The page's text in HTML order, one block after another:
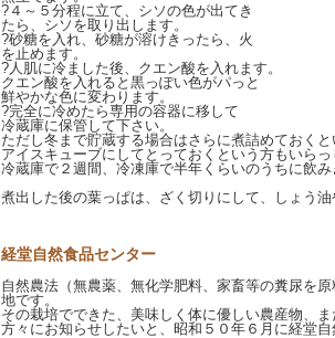
?４～５分程に立て、シソの色が出てき
たら、シソを取り出します。
?砂糖を入れ、砂糖が溶けきったら、火
を止めます。
?人肌に冷ました後、クエン酸を入れます。
クエン酸を入れると黒っぽい色がパっと
鮮やかな色に変わります。
?完全に冷めたら専用の容器に移して
冷蔵庫に保管して下さい。
ただし冬まで貯蔵する場合はさらに煮詰めておくと
アイスキューブにしてとっておくという方もいらっ
冷蔵庫で２週間、冷凍庫で半年くらいのうちに飲み
煮出した後の葉っぱは、ざく切りにして、しょう
経堂自然食品センター
自然農法（無農薬、無化学肥料、家畜等の糞尿を
地です。
その栽培でできた、美味しく体に優しい農産物、
方々にお知らせしたいと、昭和５０年６月に経堂